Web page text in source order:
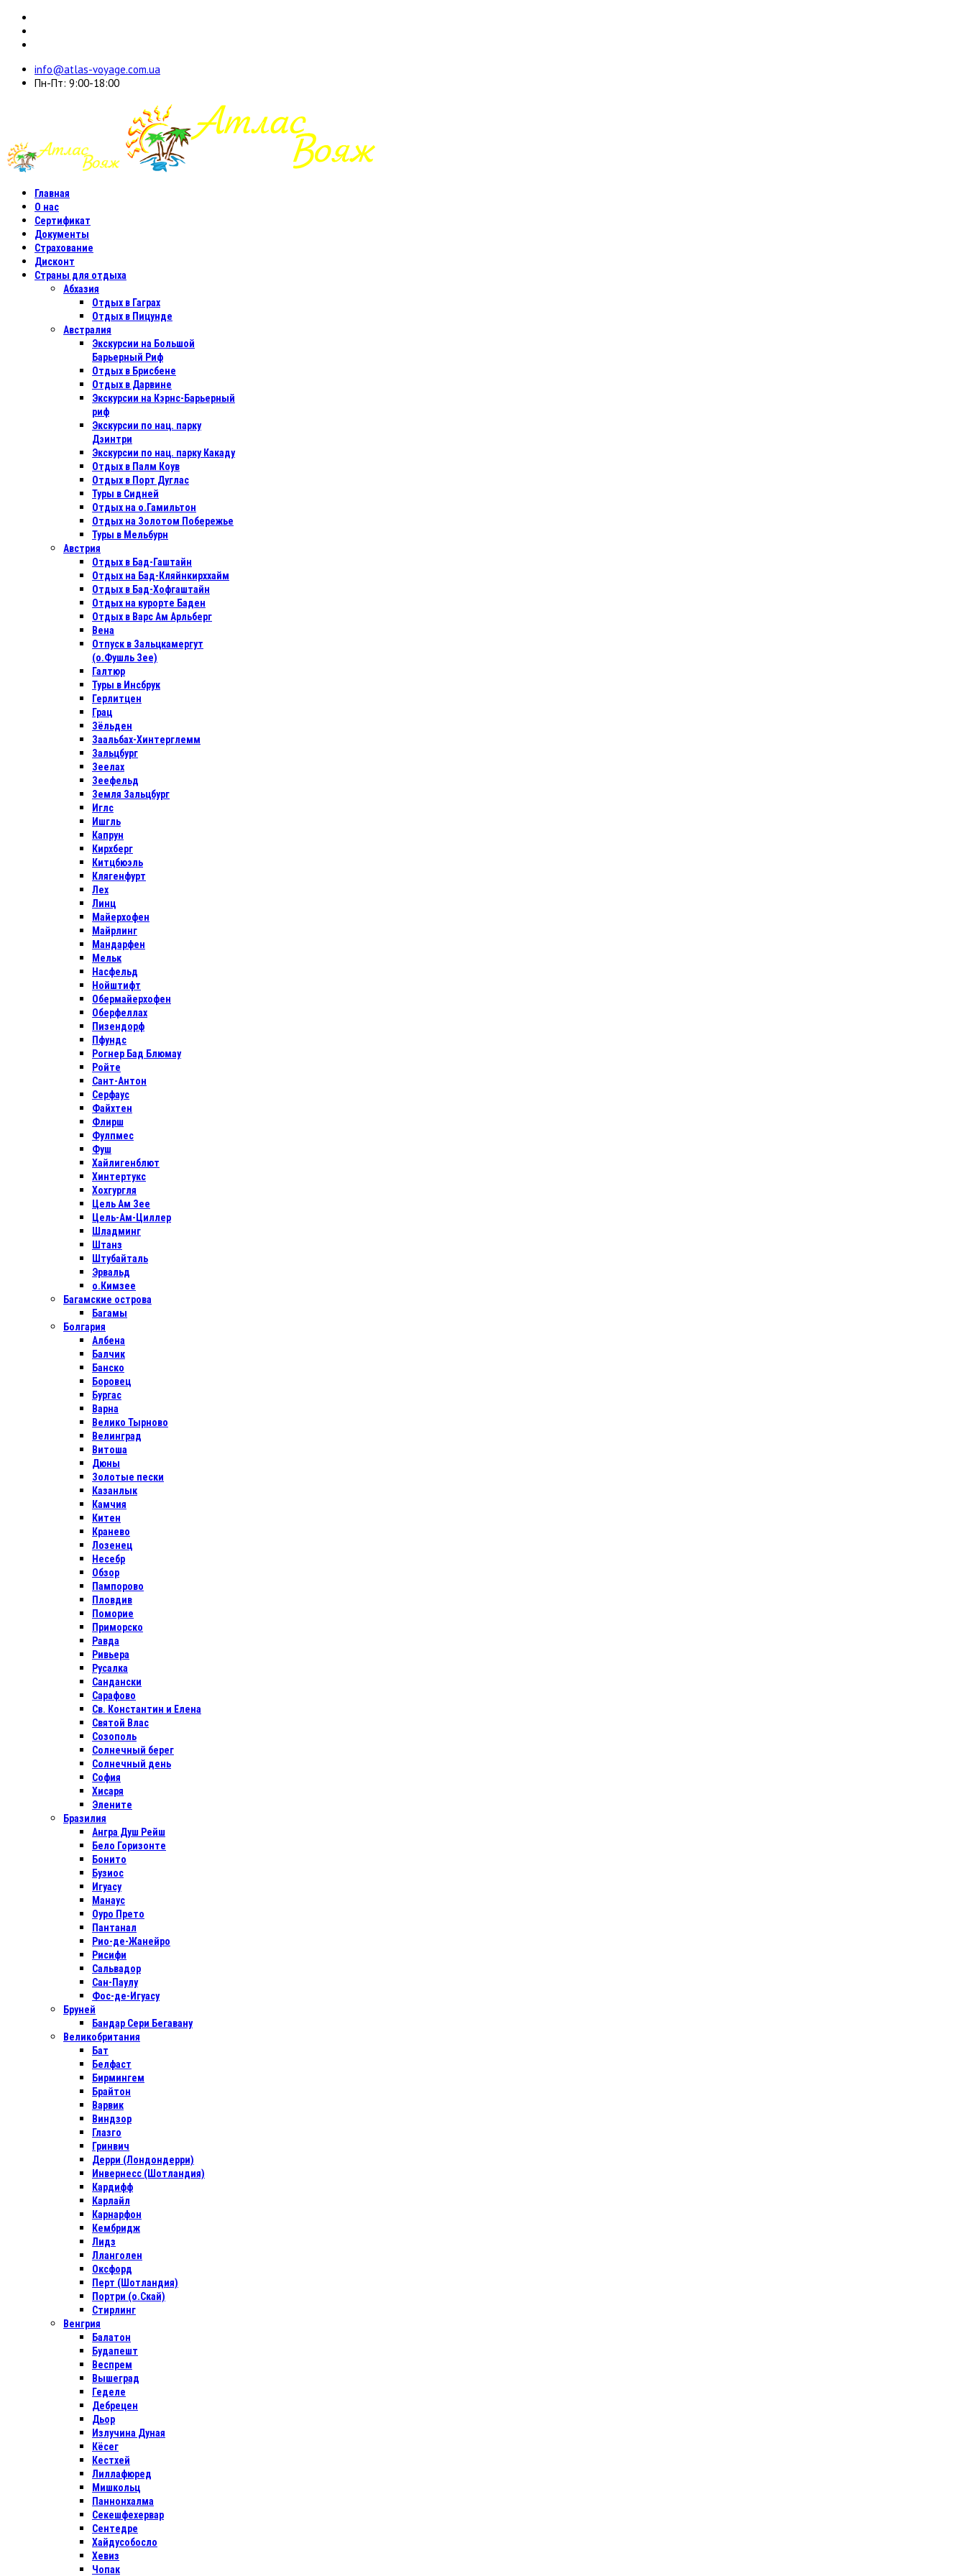
info@atlas-voyage.com.ua
Пн-Пт: 9:00-18:00
Главная
О нас
Сертификат
Документы
Страхование
Дисконт
Страны для отдыха
Абхазия
Отдых в Гаграх
Отдых в Пицунде
Австралия
Экскурсии на Большой
Барьерный Риф
Отдых в Бриcбене
Отдых в Дарвине
Экскурсии на Кэрнс-Барьерный
риф
Экскурсии по нац. парку
Дэинтри
Экскурсии по нац. парку Какаду
Отдых в Палм Коув
Отдых в Порт Дуглас
Туры в Сидней
Отдых на о.Гамильтон
Отдых на Золотом Побережье
Туры в Мельбурн
Австрия
Отдых в Бад-Гаштайн
Отдых на Бад-Кляйнкирххайм
Отдых в Бад-Хофгаштайн
Отдых на курорте Баден
Отдых в Варс Ам Арльберг
Вена
Отпуск в Зальцкамергут
(о.Фушль Зее)
Галтюр
Туры в Инсбрук
Герлитцен
Грац
Зёльден
Заальбах-Хинтерглемм
Зальцбург
Зеелах
Зеефельд
Земля Зальцбург
Иглс
Ишгль
Капрун
Кирхберг
Китцбюэль
Клягенфурт
Лех
Линц
Майерхофен
Майрлинг
Мандарфен
Мельк
Насфельд
Нойштифт
Обермайерхофен
Оберфеллах
Пизендорф
Пфундс
Рогнер Бад Блюмау
Ройте
Сант-Антон
Серфаус
Файхтен
Флирш
Фулпмес
Фуш
Хайлигенблют
Хинтертукс
Хохгургля
Цель Ам Зее
Цель-Ам-Циллер
Шладминг
Штанз
Штубайталь
Эрвальд
о.Кимзее
Багамские острова
Багамы
Болгария
Албена
Балчик
Банско
Боровец
Бургас
Варна
Велико Тырново
Велинград
Витоша
Дюны
Золотые пески
Казанлык
Камчия
Китен
Кранево
Лозенец
Несебр
Обзор
Пампорово
Пловдив
Поморие
Приморско
Равда
Ривьера
Русалка
Сандански
Сарафово
Св. Константин и Елена
Святой Влас
Созополь
Солнечный берег
Солнечный день
София
Хисаря
Элените
Бразилия
Ангра Душ Рейш
Бело Горизонте
Бонито
Бузиос
Игуасу
Манаус
Оуро Прето
Пантанал
Рио-де-Жанейро
Рисифи
Сальвадор
Сан-Паулу
Фос-де-Игуасу
Бруней
Бандар Сери Бегавану
Великобритания
Бат
Белфаст
Бирмингем
Брайтон
Варвик
Виндзор
Глазго
Гринвич
Дерри (Лондондерри)
Инвернесс (Шотландия)
Кардифф
Карлайл
Карнарфон
Кембридж
Лидз
Лланголен
Оксфорд
Перт (Шотландия)
Портри (о.Скай)
Стирлинг
Венгрия
Балатон
Будапешт
Веспрем
Вышеград
Геделе
Дебрецен
Дьор
Излучина Дуная
Кёсег
Кестхей
Лиллафюред
Мишкольц
Паннонхалма
Секешфехервар
Сентедре
Хайдусобосло
Хевиз
Чопак